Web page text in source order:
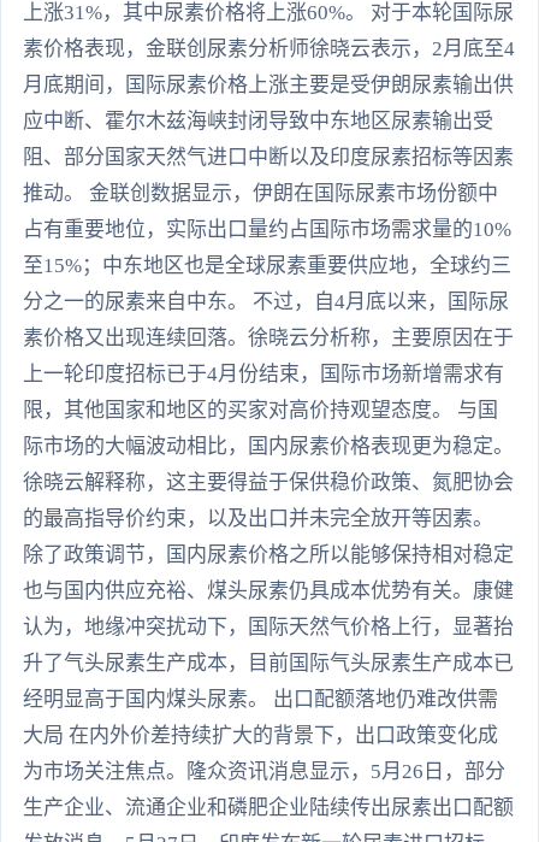
上涨31%，其中尿素价格将上涨60%。 对于本轮国际尿
素价格表现，金联创尿素分析师徐晓云表示，2月底至4
月底期间，国际尿素价格上涨主要是受伊朗尿素输出供
应中断、霍尔木兹海峡封闭导致中东地区尿素输出受
阻、部分国家天然气进口中断以及印度尿素招标等因素
推动。 金联创数据显示，伊朗在国际尿素市场份额中
占有重要地位，实际出口量约占国际市场需求量的10%
至15%；中东地区也是全球尿素重要供应地，全球约三
分之一的尿素来自中东。 不过，自4月底以来，国际尿
素价格又出现连续回落。徐晓云分析称，主要原因在于
上一轮印度招标已于4月份结束，国际市场新增需求有
限，其他国家和地区的买家对高价持观望态度。 与国
际市场的大幅波动相比，国内尿素价格表现更为稳定。
徐晓云解释称，这主要得益于保供稳价政策、氮肥协会
的最高指导价约束，以及出口并未完全放开等因素。
除了政策调节，国内尿素价格之所以能够保持相对稳定
也与国内供应充裕、煤头尿素仍具成本优势有关。康健
认为，地缘冲突扰动下，国际天然气价格上行，显著抬
升了气头尿素生产成本，目前国际气头尿素生产成本已
经明显高于国内煤头尿素。 出口配额落地仍难改供需
大局 在内外价差持续扩大的背景下，出口政策变化成
为市场关注焦点。隆众资讯消息显示，5月26日，部分
生产企业、流通企业和磷肥企业陆续传出尿素出口配额